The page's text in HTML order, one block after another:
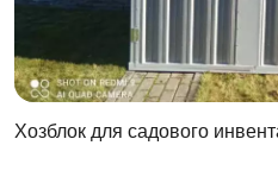
Хозблок для садового